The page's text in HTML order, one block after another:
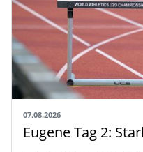
07.08.2026